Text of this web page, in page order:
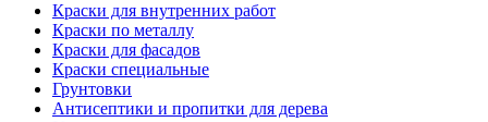
Краски для внутренних работ
Краски по металлу
Краски для фасадов
Краски специальные
Грунтовки
Антисептики и пропитки для дерева